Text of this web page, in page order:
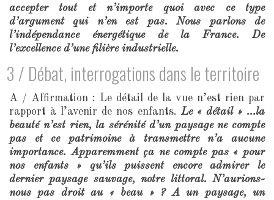
accepter tout et n’importe quoi avec ce type
d’argument qui n’en est pas. Nous parlons de
l’indépendance énergétique de la France. De
l’excellence d’une filière industrielle.
3 / Débat, interrogations dans le territoire
A / Affirmation : Le détail de la vue n’est rien par
rapport à l’avenir de nos enfants.Le « détail » …la
beauté n’est rien, la sérénité d’un paysage ne compte
pas et ce patrimoine à transmettre n’a aucune
importance. Apparemment ça ne compte pas « pour
nos enfants » qu’ils puissent encore admirer le
dernier paysage sauvage, notre littoral. N’aurions-
nous pas droit au « beau » ? A un paysage, un